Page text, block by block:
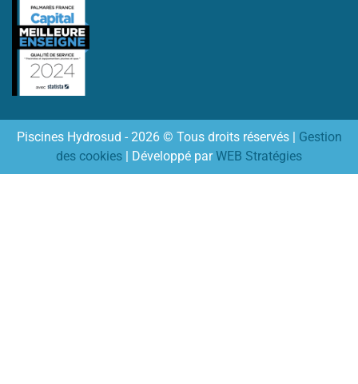
Piscines Hydrosud - 2026 © Tous droits réservés | Gestion
des cookies | Développé parWEB Stratégies